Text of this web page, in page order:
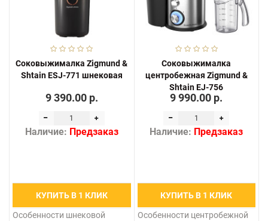
Соковыжималка Zigmund &
Shtain ESJ-771 шнековая
9 390.00 р.
Наличие: Предзаказ
КУПИТЬ В 1 КЛИК
Особенности шнековой
Соковыжималка
центробежная Zigmund &
Shtain EJ-756
9 990.00 р.
Наличие: Предзаказ
КУПИТЬ В 1 КЛИК
Особенности центробежной